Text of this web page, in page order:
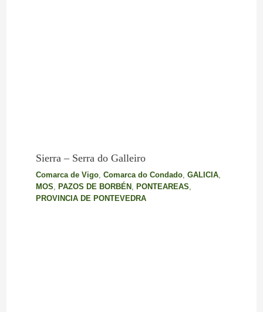
Sierra – Serra do Galleiro
Comarca de Vigo, Comarca do Condado, GALICIA,
MOS
PAZOS DE BORBÉN PONTEAREAS
PROVINCIA DE PONTEVEDRA